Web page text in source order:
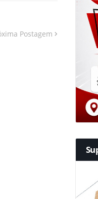
Postagem